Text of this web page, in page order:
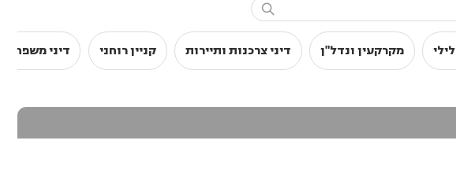

מקרקעין ונדל"ן דיני צרכנות ותיירות קניין רוחני דיני משפחה